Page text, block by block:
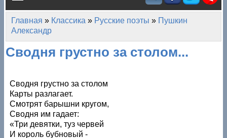
Главное меню
Вы здесь
Главная » Классика » Русские поэты » Пушкин
Александр
Сводня грустно за столом...
Сводня грустно за столом
Карты разлагает.
Смотрят барышни кругом,
Сводня им гадает:
«Три девятки, туз червей
И король бубновый -